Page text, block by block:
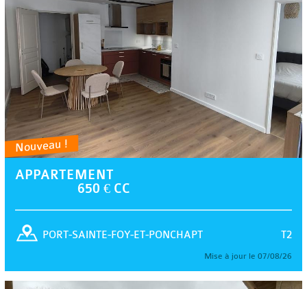
Nouveau !
APPARTEMENT
650 € CC
T2
PORT-SAINTE-FOY-ET-PONCHAPT
Mise à jour le 07/08/26